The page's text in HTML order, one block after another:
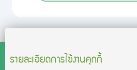
รายละเอียดการใช้งานคุกกี้